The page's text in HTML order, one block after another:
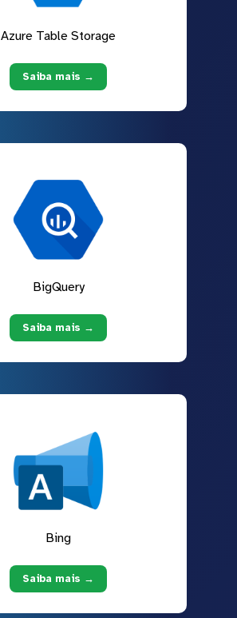
Azure Table Storage
Saiba mais →
BigQuery
Saiba mais →
Bing
Saiba mais →